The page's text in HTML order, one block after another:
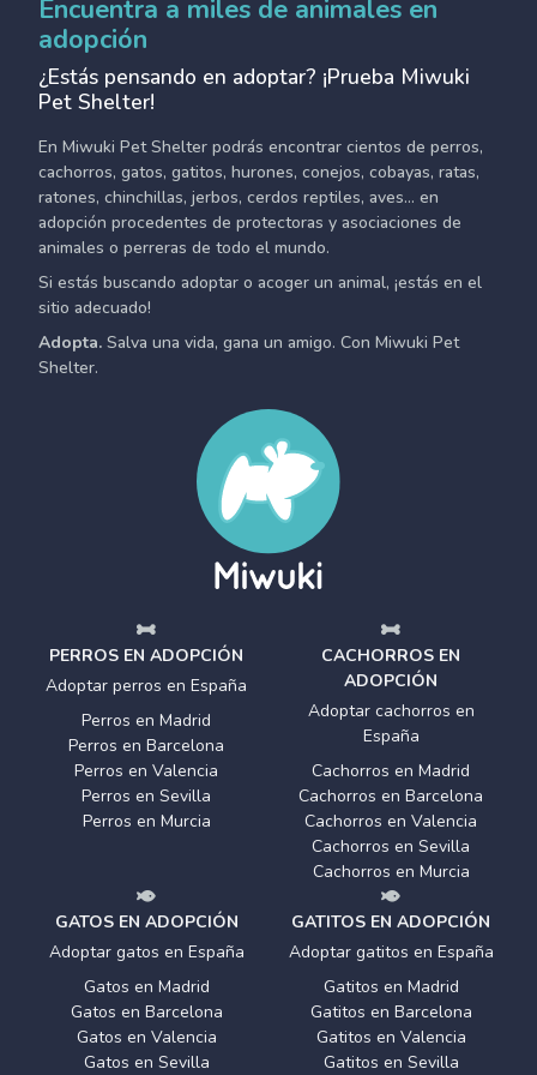
Encuentra a miles de animales en
adopción
¿Estás pensando en adoptar? ¡Prueba Miwuki
Pet Shelter!
En Miwuki Pet Shelter podrás encontrar cientos de perros,
cachorros, gatos, gatitos, hurones, conejos, cobayas, ratas,
ratones, chinchillas, jerbos, cerdos reptiles, aves... en
adopción procedentes de protectoras y asociaciones de
animales o perreras de todo el mundo.
Si estás buscando adoptar o acoger un animal, ¡estás en el
sitio adecuado!
Adopta. Salva una vida, gana un amigo. Con Miwuki Pet
Shelter.
PERROS EN ADOPCIÓN
Adoptar perros en España
Perros en Madrid
Perros en Barcelona
Perros en Valencia
Perros en Sevilla
Perros en Murcia
CACHORROS EN
ADOPCIÓN
Adoptar cachorros en
España
Cachorros en Madrid
Cachorros en Barcelona
Cachorros en Valencia
Cachorros en Sevilla
Cachorros en Murcia
GATOS EN ADOPCIÓN
Adoptar gatos en España
Gatos en Madrid
Gatos en Barcelona
Gatos en Valencia
Gatos en Sevilla
GATITOS EN ADOPCIÓN
Adoptar gatitos en España
Gatitos en Madrid
Gatitos en Barcelona
Gatitos en Valencia
Gatitos en Sevilla